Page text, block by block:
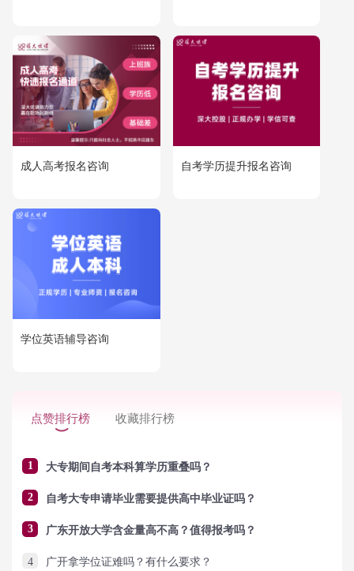
成人高考报名咨询 自考学历提升报名咨询
学位英语辅导咨询
点赞排行榜 收藏排行榜
1 大专期间自考本科算学历重叠吗？
2 自考大专申请毕业需要提供高中毕业证吗？
3 广东开放大学含金量高不高？值得报考吗？
4 广开拿学位证难吗？有什么要求？